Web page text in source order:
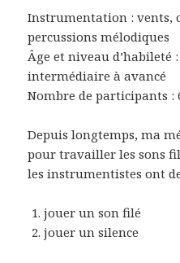
Instrumentation : vents,
percussions mélodiques
Âge et niveau d’habileté
intermédiaire à avancé
Nombre de participants :
Depuis longtemps, ma
pour travailler les sons
les instrumentistes ont
jouer un son filé
jouer un silence